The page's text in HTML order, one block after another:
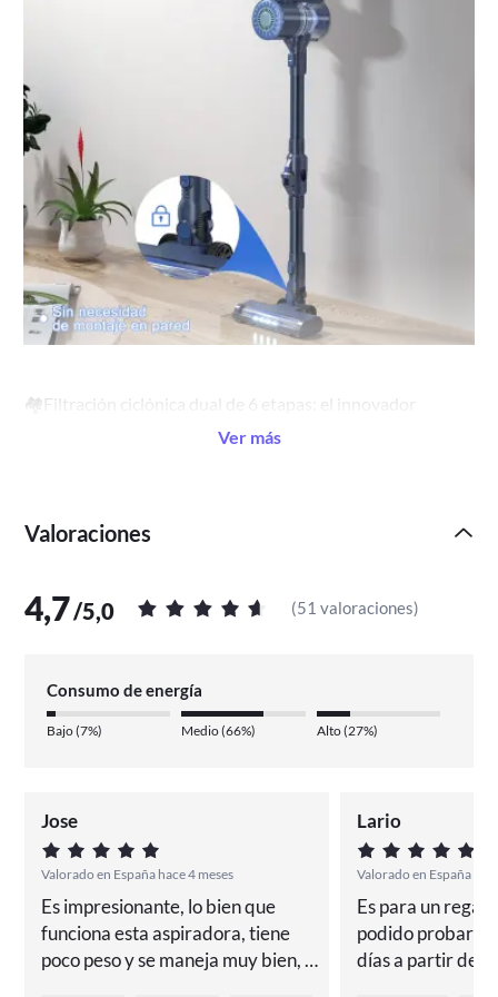
🏘️Filtración ciclónica dual de 6 etapas: el innovador
sistema de filtración ciclónica dual de 6 etapas de la
su familia aire fresco.
Ver más
Valoraciones
4,7/5,0 (51 valoraciones)
Consumo de energía
Bajo(7%) Medio(66%) Alto(27%)
Jose
Valorado en España hace 4 meses
Es impresionante, lo bien que
funciona esta aspiradora, tiene
poco peso y se maneja muy bien, el
Lario
Valorado en España
Es para un
podido probarla.
días a partir del